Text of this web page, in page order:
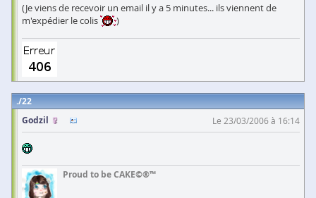
(Je viens de recevoir un email il y a 5 minutes... ils viennent de
m'expédier le colis
)
22
Godzil
Le 23/03/2006 à 16:14
Proud to be CAKE©®™